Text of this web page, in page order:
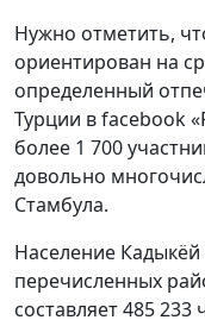
Нужно отметить,
ориентирован на
определенный
Турции в facebook
более 1 700
довольно
Стамбула.
Население
перечисленных
составляет 485 233